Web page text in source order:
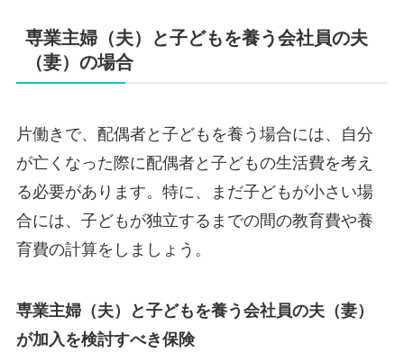
専業主婦（夫）と子どもを養う会社員の夫
（妻）の場合
片働きで、配偶者と子どもを養う場合には、自分
が亡くなった際に配偶者と子どもの生活費を考え
る必要があります。特に、まだ子どもが小さい場
合には、子どもが独立するまでの間の教育費や養
育費の計算をしましょう。
専業主婦（夫）と子どもを養う会社員の夫（妻）
が加入を検討すべき保険